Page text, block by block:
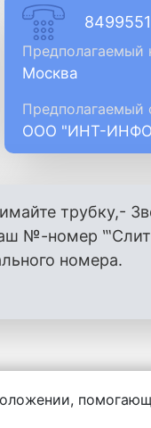
Предполагаемый
Москва
Предполагаемый
ООО "ИНТ-
трубку,-
№-номер
номера.